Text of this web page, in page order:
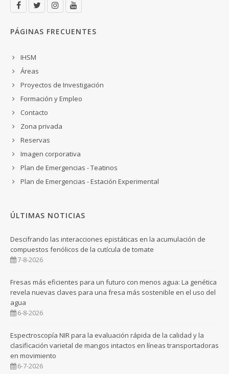
PÁGINAS FRECUENTES
IHSM
Áreas
Proyectos de Investigación
Formación y Empleo
Contacto
Zona privada
Reservas
Imagen corporativa
Plan de Emergencias - Teatinos
Plan de Emergencias - Estación Experimental
ÚLTIMAS NOTICIAS
Descifrando las interacciones epistáticas en la acumulación de
compuestos fenólicos de la cutícula de tomate
7-8-2026
Fresas más eficientes para un futuro con menos agua: La genética
revela nuevas claves para una fresa más sostenible en el uso del
agua
6-8-2026
Espectroscopía NIR para la evaluación rápida de la calidad y la
clasificación varietal de mangos intactos en líneas transportadoras
en movimiento
6-7-2026